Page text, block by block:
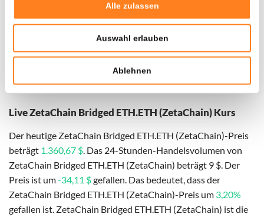
Alle zulassen
Auswahl erlauben
Ablehnen
Live ZetaChain Bridged ETH.ETH (ZetaChain) Kurs
Der heutige ZetaChain Bridged ETH.ETH (ZetaChain)-Preis
beträgt 1.360,67 $. Das 24-Stunden-Handelsvolumen von
ZetaChain Bridged ETH.ETH (ZetaChain) beträgt 9 $. Der
Preis ist um-34,11 $gefallen. Das bedeutet, dass der
ZetaChain Bridged ETH.ETH (ZetaChain)-Preis um 3,20%
gefallen ist. ZetaChain Bridged ETH.ETH (ZetaChain) ist die
FürZetaChain Bridged ETH.ETH (ZetaChain)haben wir
erste Investitionsdatum wurde entsprechend angepasst.